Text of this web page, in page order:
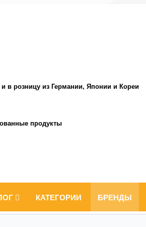
в розницу из Германии, Японии и Кореи
продукты
КАТЕГОРИИ БРЕНДЫ